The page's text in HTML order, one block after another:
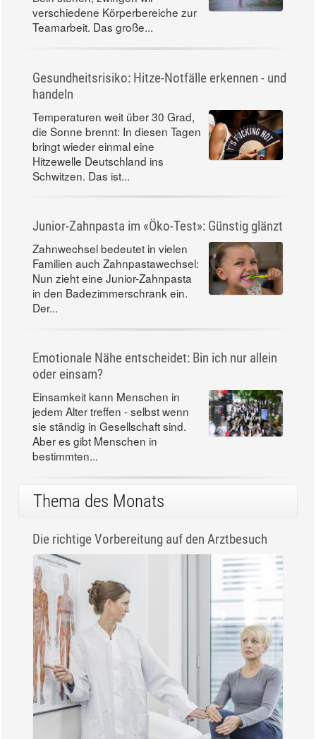
verschiedene Körperbereiche zur
Teamarbeit. Das große...
Gesundheitsrisiko: Hitze-Notfälle erkennen - und
handeln
Temperaturen weit über 30 Grad,
die Sonne brennt: In diesen Tagen
bringt wieder einmal eine
Hitzewelle Deutschland ins
Schwitzen. Das ist...
Junior-Zahnpasta im «Öko-Test»: Günstig glänzt
Zahnwechsel bedeutet in vielen
Familien auch Zahnpastawechsel:
Nun zieht eine Junior-Zahnpasta
in den Badezimmerschrank ein.
Der...
Emotionale Nähe entscheidet: Bin ich nur allein
oder einsam?
Einsamkeit kann Menschen in
jedem Alter treffen - selbst wenn
sie ständig in Gesellschaft sind.
Aber es gibt Menschen in
bestimmten...
Thema des Monats
Die richtige Vorbereitung auf den Arztbesuch